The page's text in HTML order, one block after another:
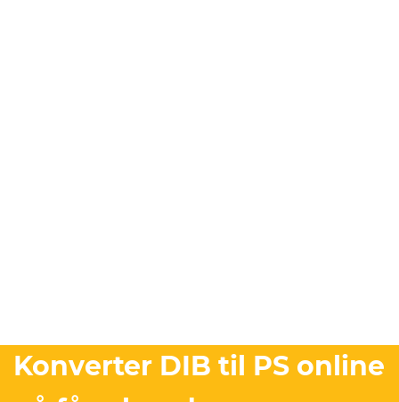
Konverter DIB til PS online